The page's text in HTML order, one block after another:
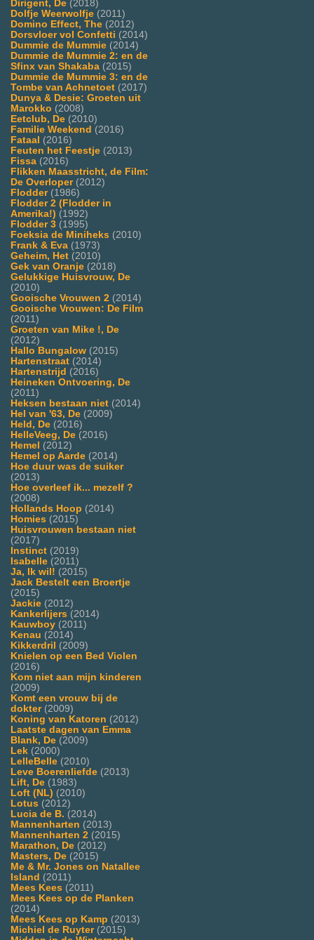
Dirigent, De (2018)
Dolfje Weerwolfje (2011)
Domino Effect, The (2012)
Dorsvloer vol Confetti (2014)
Dummie de Mummie (2014)
Dummie de Mummie 2: en de
Sfinx van Shakaba (2015)
Dummie de Mummie 3: en de
Tombe van Achnetoet (2017)
Dunya & Desie: Groeten uit
Marokko (2008)
Eetclub, De (2010)
Familie Weekend (2016)
Fataal (2016)
Feuten het Feestje (2013)
Fissa (2016)
Flikken Maasstricht, de Film:
De Overloper(2012)
Flodder(1986)
Flodder 2 (Flodder in
Amerika!) (1992)
Flodder 3 (1995)
Foeksia de Miniheks (2010)
Frank & Eva (1973)
Geheim, Het (2010)
Gek van Oranje (2018)
Gelukkige Huisvrouw, De
(2010)
Gooische Vrouwen 2 (2014)
Gooische Vrouwen: De Film
(2011)
Groeten van Mike !, De
(2012)
Hallo Bungalow (2015)
Hartenstraat (2014)
Hartenstrijd (2016)
Heineken Ontvoering, De
(2011)
Heksen bestaan niet (2014)
Hel van '63, De (2009)
Held, De (2016)
HelleVeeg, De (2016)
Hemel (2012)
Hemel op Aarde (2014)
Hoe duur was de suiker
(2013)
Hoe overleef ik... mezelf ?
(2008)
Hollands Hoop (2014)
Homies (2015)
Huisvrouwen bestaan niet
(2017)
Instinct (2019)
Isabelle (2011)
Ja, Ik wil! (2015)
Jack Bestelt een Broertje
(2015)
Jackie (2012)
Kankerlijers (2014)
Kauwboy (2011)
Kenau (2014)
Kikkerdril (2009)
Knielen op een Bed Violen
(2016)
Kom niet aan mijn kinderen
(2009)
Komt een vrouw bij de
dokter(2009)
Koning van Katoren (2012)
Laatste dagen van Emma
Blank, De (2009)
Lek (2000)
LelleBelle (2010)
Leve Boerenliefde (2013)
Lift, De (1983)
Loft (NL) (2010)
Lotus (2012)
Lucia de B. (2014)
Mannenharten (2013)
Mannenharten 2 (2015)
Marathon, De (2012)
Masters, De (2015)
Me & Mr. Jones on Natallee
Island (2011)
Mees Kees (2011)
Mees Kees op de Planken
(2014)
Mees Kees op Kamp (2013)
Michiel de Ruyter(2015)